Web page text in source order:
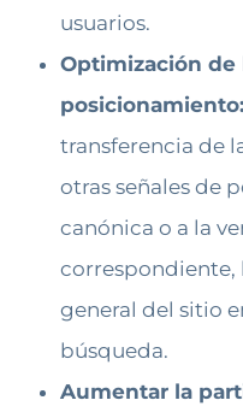
usuarios.
Optimización de
posicionamiento:
transferencia de
otras señales de
canónica o a la
correspondiente,
general del sitio
búsqueda.
Aumentar la